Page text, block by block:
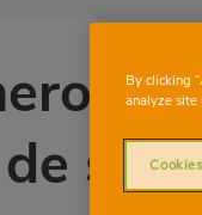
aBy clicking
analyze site